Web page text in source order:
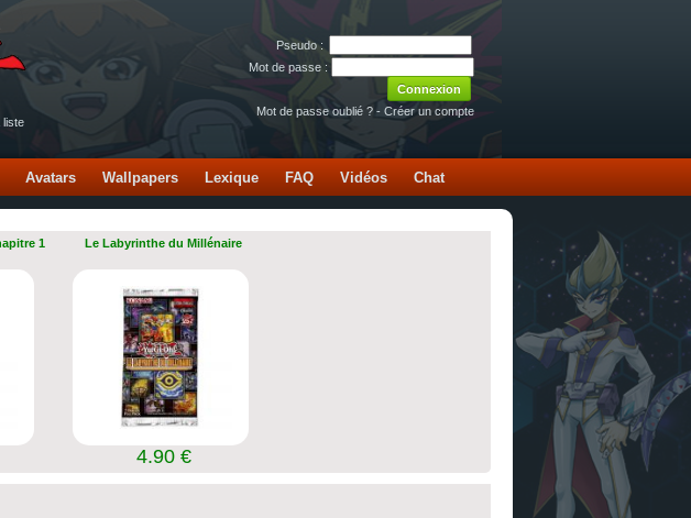
Pseudo :
Mot de passe :
Mot de passe oublié ? - Créer un compte
liste
Avatars Wallpapers Lexique FAQ Vidéos Chat
1 Le Labyrinthe du Millénaire
4.90 €